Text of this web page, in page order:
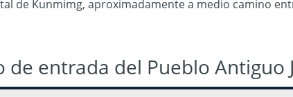
de Kunmimg, aproximadamente a medio camino
de entrada del Pueblo Antiguo